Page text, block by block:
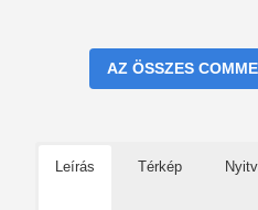
AZ ÖSSZES
Leírás Térkép